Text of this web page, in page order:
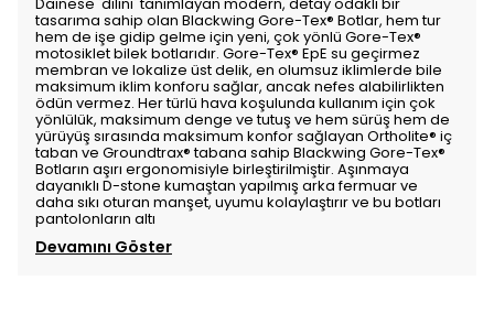
tasarıma sahip olan Blackwing Gore-Tex® Botlar, hem tur
hem de işe gidip gelme için yeni, çok yönlü Gore-Tex®
motosiklet bilek botlarıdır. Gore-Tex® EpE su geçirmez
membran ve lokalize üst delik, en olumsuz iklimlerde bile
maksimum iklim konforu sağlar, ancak nefes alabilirlikten
ödün vermez. Her türlü hava koşulunda kullanım için çok
yönlülük, maksimum denge ve tutuş ve hem sürüş hem de
yürüyüş sırasında maksimum konfor sağlayan Ortholite® iç
taban ve Groundtrax® tabana sahip Blackwing Gore-Tex®
Botların aşırı ergonomisiyle birleştirilmiştir. Aşınmaya
dayanıklı D-stone kumaştan yapılmış arka fermuar ve
daha sıkı oturan manşet, uyumu kolaylaştırır ve bu botları
pantolonların altı
Devamını Göster